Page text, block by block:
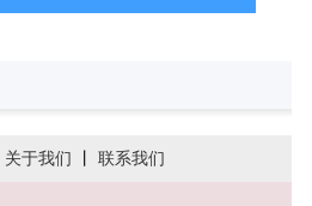
关于我们 丨 联系我们